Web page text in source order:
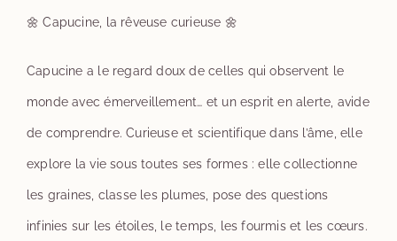
🌼 Capucine, la rêveuse curieuse 🌼
Capucine a le regard doux de celles qui observent le
monde avec émerveillement… et un esprit en alerte, avide
de comprendre. Curieuse et scientifique dans l’âme, elle
explore la vie sous toutes ses formes : elle collectionne
les graines, classe les plumes, pose des questions
infinies sur les étoiles, le temps, les fourmis et les cœurs.